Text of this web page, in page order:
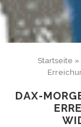
Startseite »
DAX-